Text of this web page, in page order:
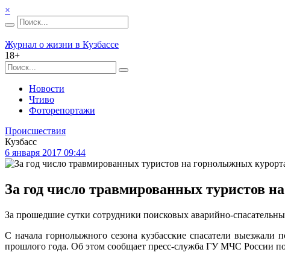
×
Журнал о жизни в Кузбассе
18+
Новости
Чтиво
Фоторепортажи
Происшествия
Кузбасс
6 января 2017 09:44
За год число травмированных туристов
За прошедшие сутки сотрудники поисковых аварийно-
С начала горнолыжного сезона кузбасские спасатели
прошлого года. Об этом сообщает пресс-служба ГУ МЧС России